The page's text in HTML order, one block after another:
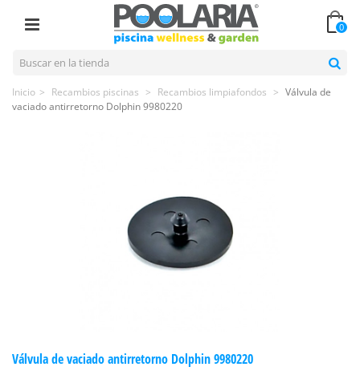
0
Inicio > Recambios piscinas > Recambios limpiafondos > Válvula de
vaciado antirretorno Dolphin 9980220
Válvula de vaciado antirretorno Dolphin 9980220